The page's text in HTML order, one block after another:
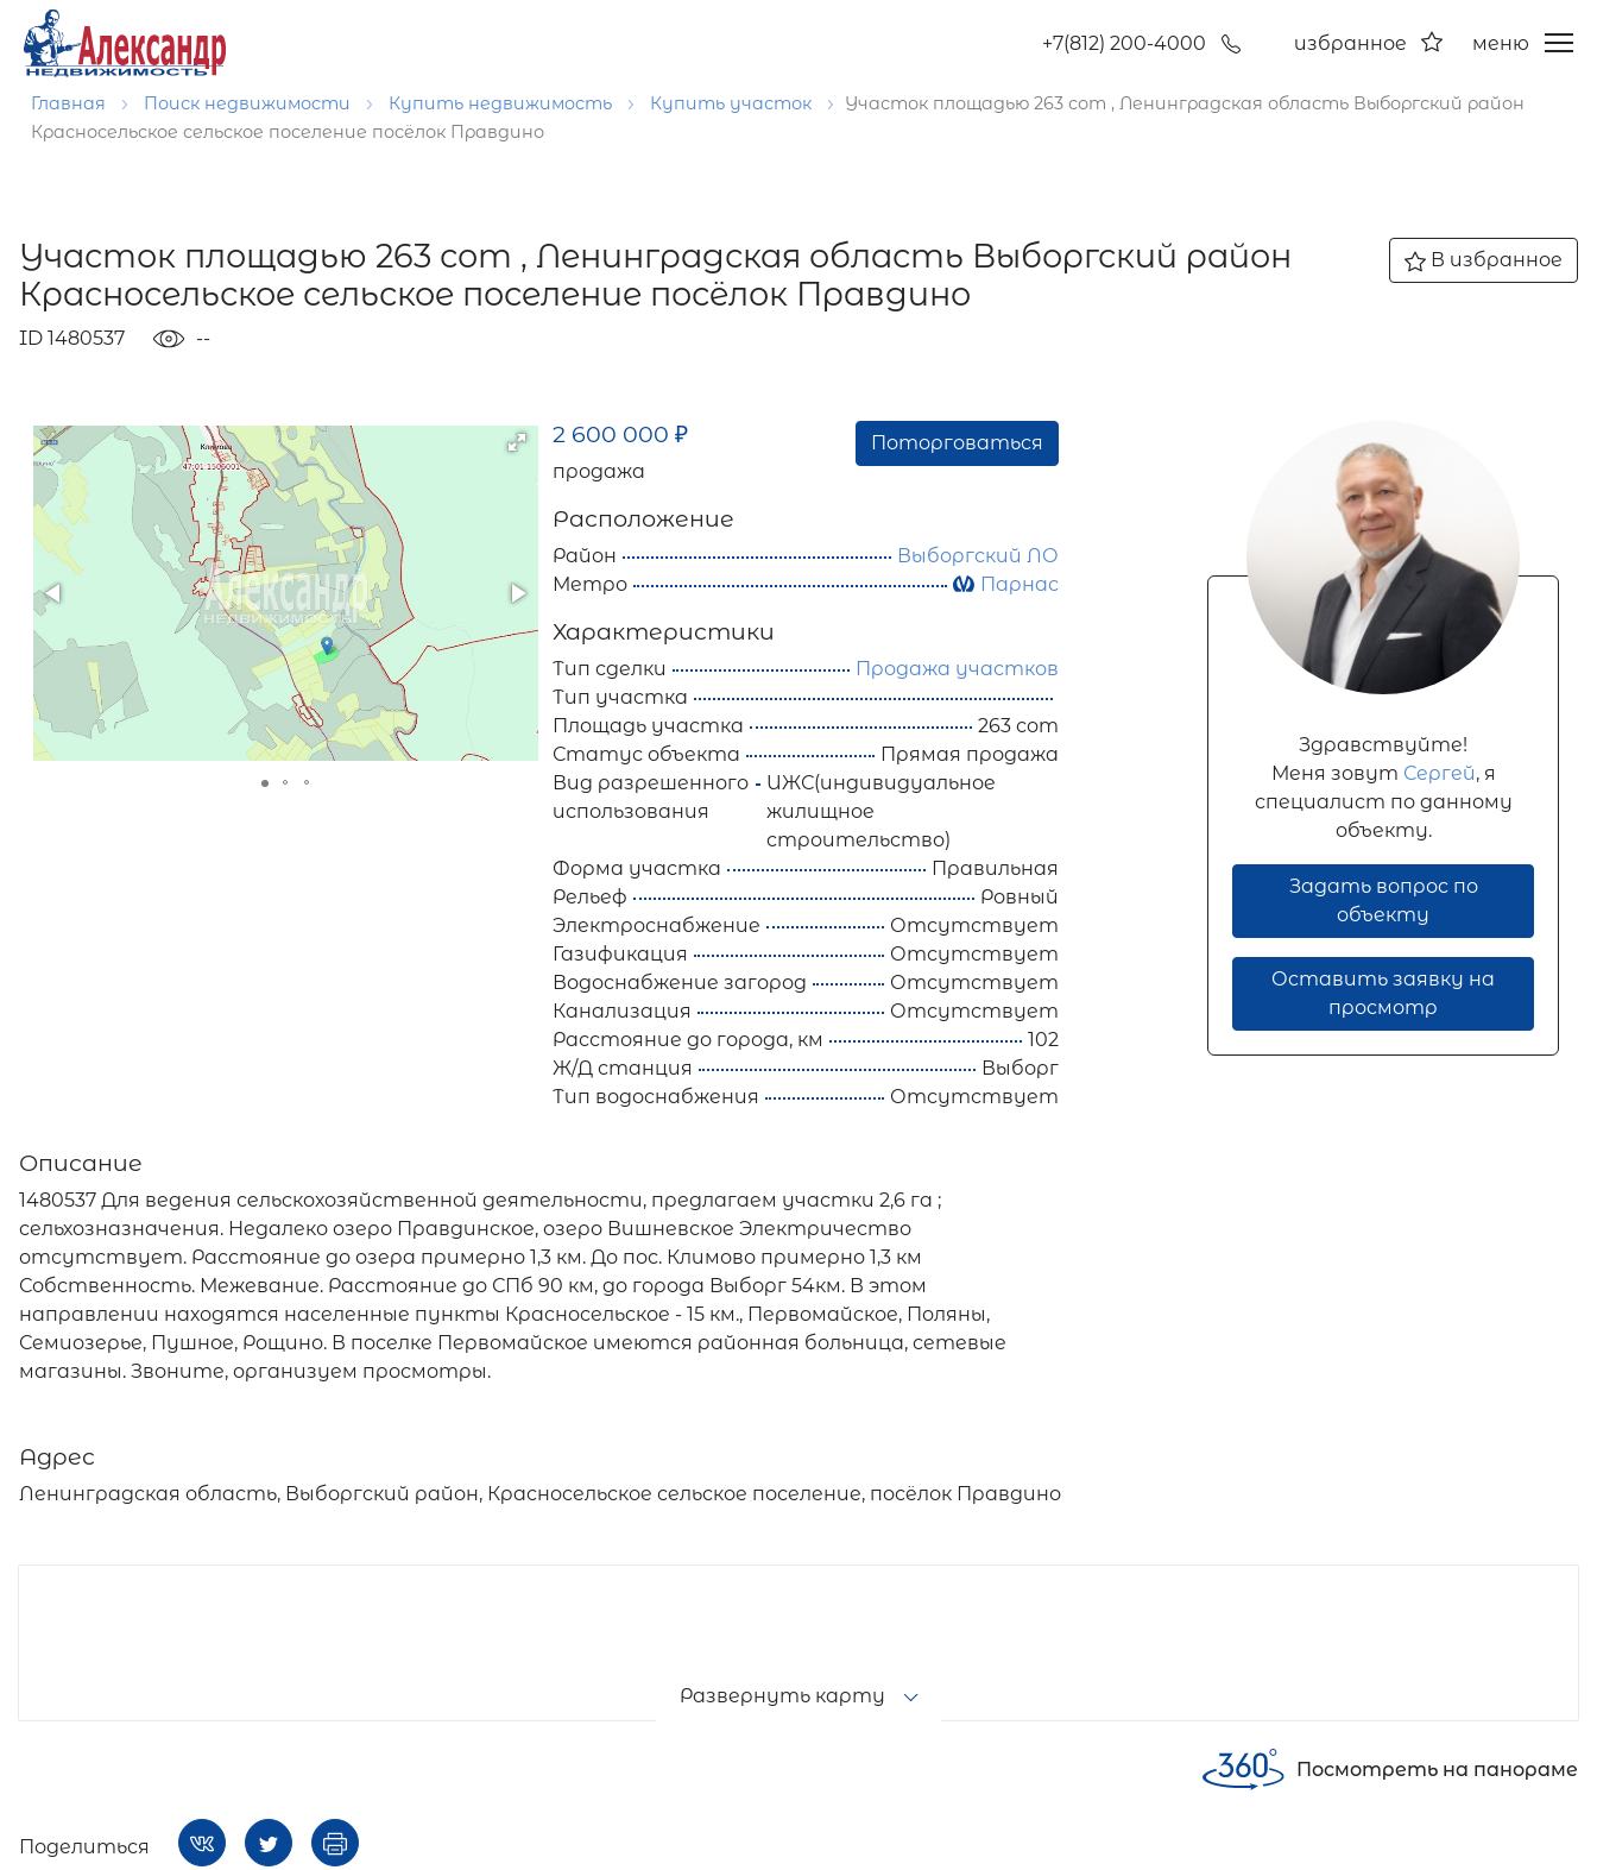
+7(812) 200-4000 избранное меню
Главная Поиск недвижимости Купить недвижимость Купить участок
Участок площадью 263 сот , Ленинградская область Выборгский район
Красносельское сельское поселение посёлок Правдино
Участок площадью 263 сот , Ленинградская область Выборгский район
Красносельское сельское поселение посёлок Правдино
ID 1480537 --
В избранное
2 600 000₽
продажа
Поторговаться
Расположение
Район
Выборгский ЛО
Метро
Парнас
Характеристики
Тип сделки
Продажа участков
Тип участка
Площадь участка
263 сот
Статус объекта
Прямая продажа
Вид разрешенного
использования
ИЖС(индивидуальное
жилищное
строительство)
Форма участка
Правильная
Рельеф
Ровный
Электроснабжение
Отсутствует
Газификация
Отсутствует
Водоснабжение загород
Отсутствует
Канализация
Отсутствует
Расстояние до города, км
102
Ж/Д станция
Выборг
Тип водоснабжения
Отсутствует
Описание
1480537 Для ведения сельскохозяйственной деятельности, предлагаем участки 2,6 га ;
сельхозназначения. Недалеко озеро Правдинское, озеро Вишневское Электричество
отсутствует. Расстояние до озера примерно 1,3 км. До пос. Климово примерно 1,3 км
Собственность. Межевание. Расстояние до СПб 90 км, до города Выборг 54км. В этом
направлении находятся населенные пункты Красносельское - 15 км., Первомайское, Поляны,
Семиозерье, Пушное, Рощино. В поселке Первомайское имеются районная больница, сетевые
магазины. Звоните, организуем просмотры.
Здравствуйте!
Меня зовут Сергей, я
специалист по данному
объекту.
Задать вопрос по
объекту
Оставить заявку на
просмотр
Адрес
Ленинградская область, Выборгский район, Красносельское сельское поселение, посёлок Правдино
Развернуть карту
Посмотреть на панораме
Поделиться